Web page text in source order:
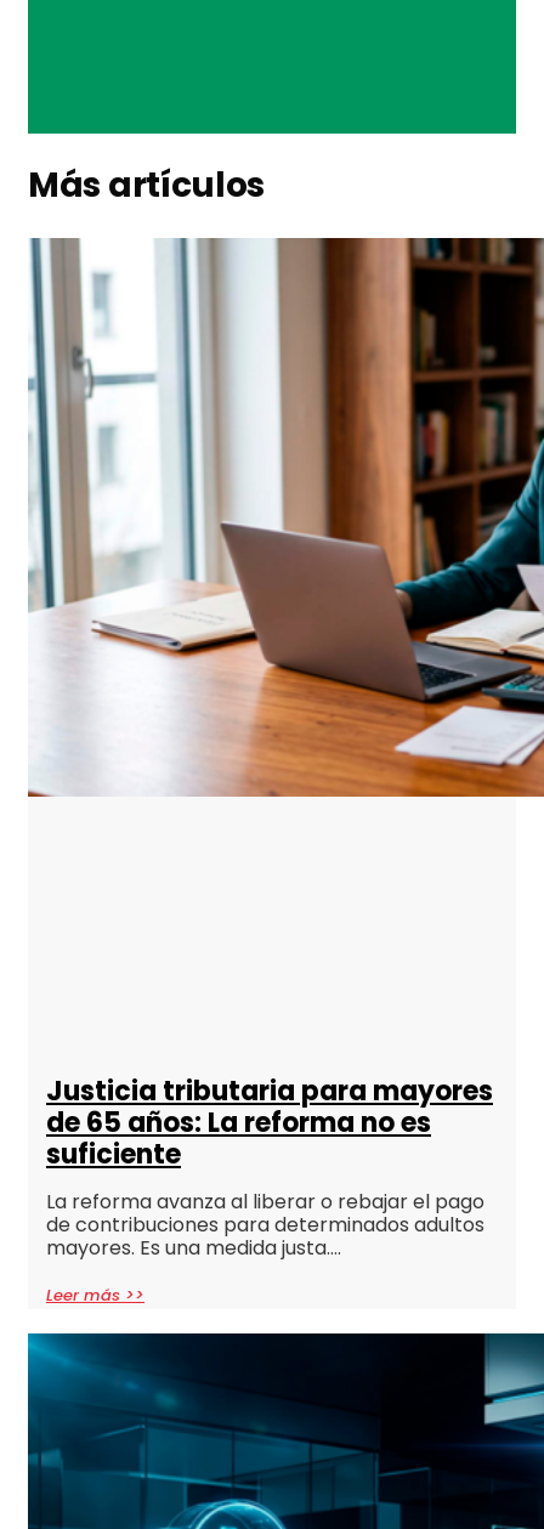
Más artículos
Justicia tributaria para mayores
de 65 años: La reforma no es
suficiente
La reforma avanza al liberar o rebajar el pago
de contribuciones para determinados adultos
mayores. Es una medida justa….
Leer más >>